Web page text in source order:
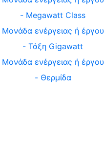
- Megawatt Class
Μονάδα ενέργειας ή έργου
- Τάξη Gigawatt
Μονάδα ενέργειας ή έργου
- Θερμίδα